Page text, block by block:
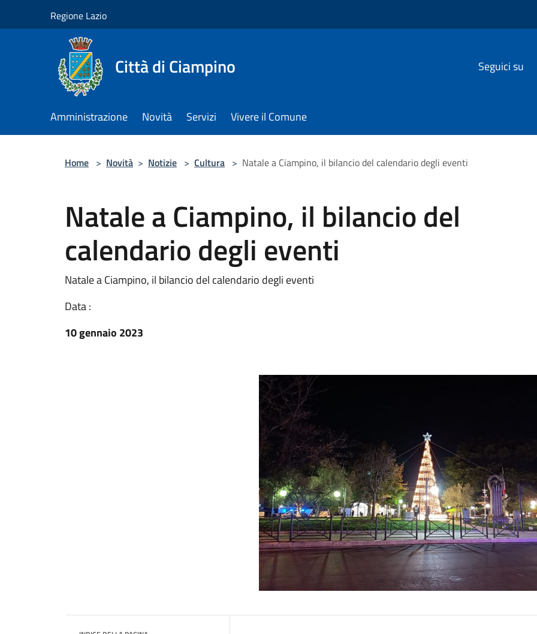
Regione Lazio
Città di Ciampino Seguici su
Amministrazione Novità Servizi Vivere il Comune
Home > Novità > Notizie > Cultura > Natale a Ciampino, il bilancio del calendario degli eventi
Natale a Ciampino, il bilancio del
calendario degli eventi
Natale a Ciampino, il bilancio del calendario degli eventi
Data :
10 gennaio 2023